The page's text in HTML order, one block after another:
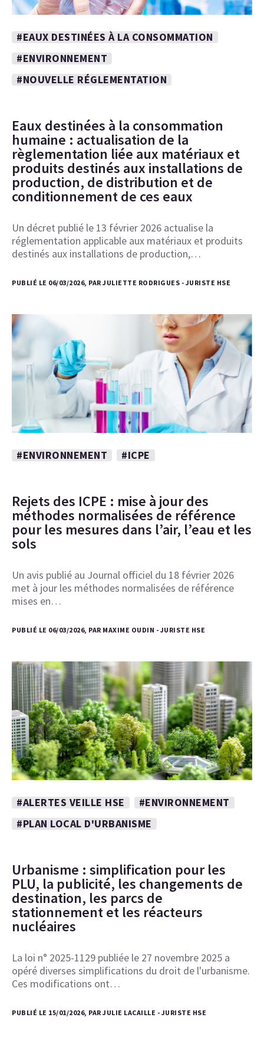
#EAUX DESTINÉES À LA CONSOMMATION
#ENVIRONNEMENT
#NOUVELLE RÉGLEMENTATION
Eaux destinées à la consommation
humaine : actualisation de la
règlementation liée aux matériaux et
produits destinés aux installations de
production, de distribution et de
conditionnement de ces eaux
Un décret publié le 13 février 2026 actualise la
réglementation applicable aux matériaux et produits
destinés aux installations de production,…
PUBLIÉ LE 06/03/2026, PAR JULIETTE RODRIGUES - JURISTE HSE
#ENVIRONNEMENT #ICPE
Rejets des ICPE : mise à jour des
méthodes normalisées de référence
pour les mesures dans l’air, l’eau et les
sols
Un avis publié au Journal officiel du 18 février 2026
met à jour les méthodes normalisées de référence
mises en…
PUBLIÉ LE 06/03/2026, PAR MAXIME OUDIN - JURISTE HSE
#ALERTES VEILLE HSE
#ENVIRONNEMENT
#PLAN LOCAL D'URBANISME
Urbanisme : simplification pour les
PLU, la publicité, les changements de
destination, les parcs de
stationnement et les réacteurs
nucléaires
La loi n° 2025-1129 publiée le 27 novembre 2025 a
opéré diverses simplifications du droit de l'urbanisme.
Ces modifications ont…
PUBLIÉ LE 15/01/2026, PAR JULIE LACAILLE - JURISTE HSE